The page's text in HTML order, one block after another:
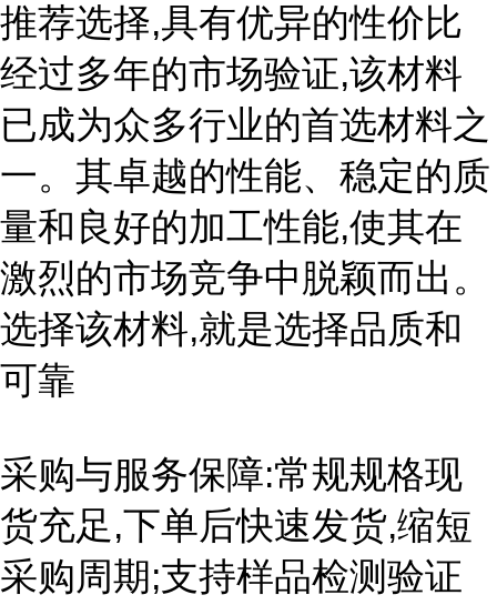
推荐选择,具有优异的性价比
经过多年的市场验证,该材料
已成为众多行业的首选材料之
一。其卓越的性能、稳定的质
量和良好的加工性能,使其在
激烈的市场竞争中脱颖而出。
选择该材料,就是选择品质和
可靠
采购与服务保障:常规规格现
货充足,下单后快速发货,缩短
采购周期;支持样品检测验证